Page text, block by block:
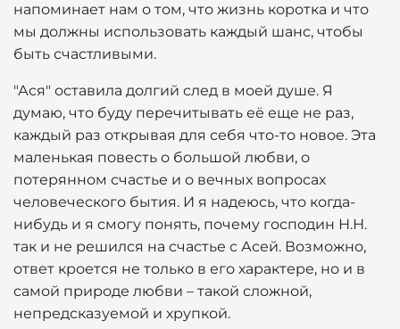
напоминает нам о том, что жизнь коротка и что
мы должны использовать каждый шанс, чтобы
быть счастливыми.
"Ася" оставила долгий след в моей душе. Я
думаю, что буду перечитывать её еще не раз,
каждый раз открывая для себя что-то новое. Эта
маленькая повесть о большой любви, о
потерянном счастье и о вечных вопросах
человеческого бытия. И я надеюсь, что когда-
нибудь и я смогу понять, почему господин Н.Н.
так и не решился на счастье с Асей. Возможно,
ответ кроется не только в его характере, но и в
самой природе любви – такой сложной,
непредсказуемой и хрупкой.